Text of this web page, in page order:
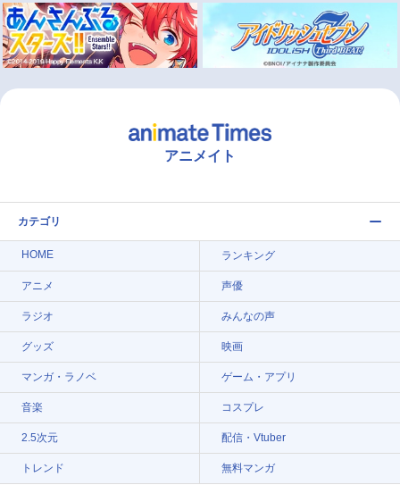
アニメイト
カテゴリ
HOME ランキング
アニメ 声優
ラジオ みんなの声
グッズ 映画
マンガ・ラノベ ゲーム・アプリ
音楽 コスプレ
2.5次元 配信・Vtuber
トレンド 無料マンガ